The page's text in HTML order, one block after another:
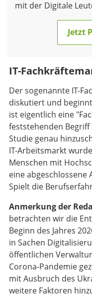
mit der Digitale
Jetzt
IT-
Der sogenannte IT-
diskutiert und
ist eigentlich eine
feststehenden
Studie genau
IT-Arbeitsmarkt
Menschen mit
eine abgeschlossene
Spielt die
Anmerkung der
betrachten wir die
Beginn des Jahres
in Sachen
öffentlichen
Corona-Pandemie
mit Ausbruch des
weitere Faktoren